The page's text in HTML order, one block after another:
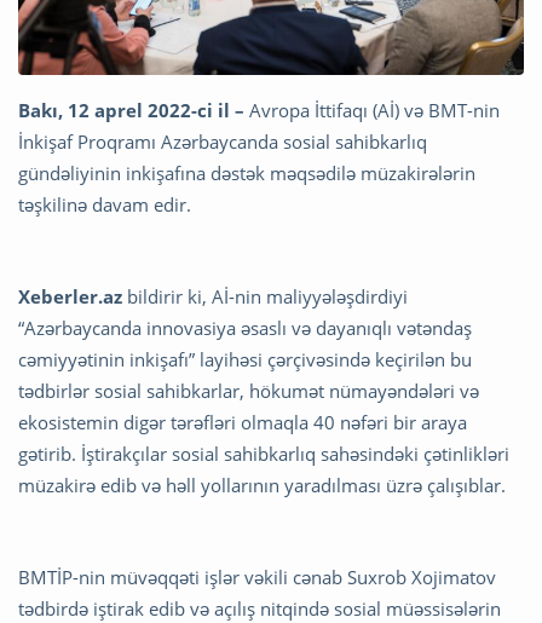
Bakı, 12 aprel 2022-ci il – Avropa İttifaqı (Aİ) və BMT-nin
İnkişaf Proqramı Azərbaycanda sosial sahibkarlıq
gündəliyinin inkişafına dəstək məqsədilə müzakirələrin
təşkilinə davam edir.
Xeberler.az bildirir ki, Aİ-nin maliyyələşdirdiyi
“Azərbaycanda innovasiya əsaslı və dayanıqlı vətəndaş
cəmiyyətinin inkişafı” layihəsi çərçivəsində keçirilən bu
tədbirlər sosial sahibkarlar, hökumət nümayəndələri və
ekosistemin digər tərəfləri olmaqla 40 nəfəri bir araya
gətirib. İştirakçılar sosial sahibkarlıq sahəsindəki çətinlikləri
müzakirə edib və həll yollarının yaradılması üzrə çalışıblar.
BMTİP-nin müvəqqəti işlər vəkili cənab Suxrob Xojimatov
tədbirdə iştirak edib və açılış nitqində sosial müəssisələrin